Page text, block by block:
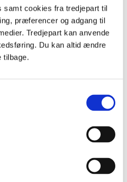
samt cookies fra tredjepart til
præferencer og adgang til
Tredjepart kan anvende
Du kan altid ændre
hjorten har skrabet i bladene
Birger Furbo
kalder for veksler. De går
hvilesteder til æde- og